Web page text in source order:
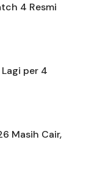
4 Resmi
per 4
Masih Cair,